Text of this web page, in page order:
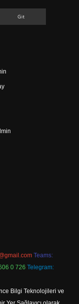
Teams:
0 726 Telegram:
Bilgi Teknolojileri ve